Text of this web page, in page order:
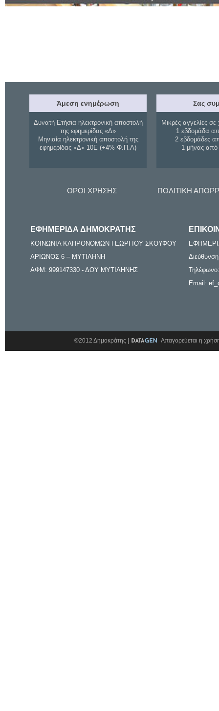
Άμεση ενημέρωση
Δυνατή Ετήσια ηλεκτρονική αποστολή
της εφημερίδας «Δ»
Μηνιαία ηλεκτρονική αποστολή της
εφημερίδας «Δ» 10Ε (+4% Φ.Π.Α)
Σας
Μικρές αγγελίες σε
1 εβδομάδα
2 εβδομάδες
1 μήνας
ΟΡΟΙ ΧΡΗΣΗΣ ΠΟΛΙΤΙΚΗ
ΕΦΗΜΕΡΙΔΑ ΔΗΜΟΚΡΑΤΗΣ
ΚΟΙΝΩΝΙΑ ΚΛΗΡΟΝΟΜΩΝ ΓΕΩΡΓΙΟΥ ΣΚΟΥΦΟΥ
ΑΡΙΩΝΟΣ 6 – ΜΥΤΙΛΗΝΗ
ΑΦΜ: 999147330 - ΔΟΥ ΜΥΤΙΛΗΝΗΣ
Email:
©2012 Δημοκράτης | Απαγορεύεται η